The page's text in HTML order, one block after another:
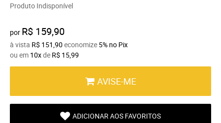
Produto Indisponível
por R$ 159,90
à vista R$ 151,90 economize 5% no Pix
ou em 10xde R$ 15,99
AVISE-ME
ADICIONAR AOS FAVORITOS